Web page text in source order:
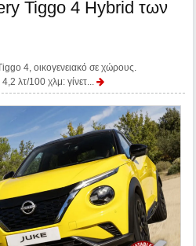
Tiggo 4 Hybrid των
4, οικογενειακό σε χώρους.
λτ/100 χλμ: γίνετ...